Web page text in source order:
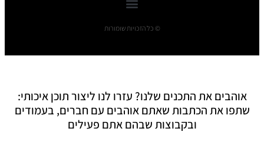
© כל הזכויות שומורות
אוהבים את התכנים שלנו? עזרו לנו ליצור תוכן איכותי:
שתפו את הכתבות שאתם אוהבים עם חברים, בעמודים
ובקבוצות שבהם אתם פעילים